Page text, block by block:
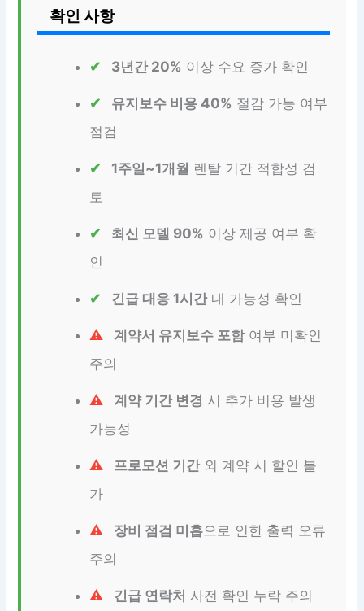
확인 사항
3년간 20% 이상 수요 증가 확인
유지보수 비용 40% 절감 가능 여부
점검
1주일~1개월 렌탈 기간 적합성 검
토
최신 모델 90% 이상 제공 여부 확
인
긴급 대응 1시간내 가능성 확인
계약서 유지보수 포함여부 미확인
주의
계약 기간 변경 시 추가 비용 발생
가능성
프로모션 기간외 계약 시 할인 불
가
장비 점검 미흡으로 인한 출력 오류
주의
긴급 연락처 사전 확인 누락 주의